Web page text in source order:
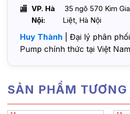
VP. Hà
Nội:
35 ngõ 570 Kim
Liệt, Hà Nội
Huy Thành | Đại lý phân
Pump chính thức tại Việt
SẢN PHẨM TƯƠNG